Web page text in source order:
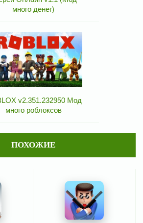
много денег)
v2.351.232950 Мод
много роблоксов
ПОХОЖИЕ